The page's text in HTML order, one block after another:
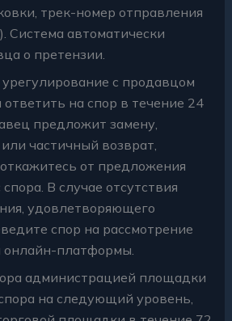
трек-номер отправления
Система автоматически
о претензии.
с продавцом
на спор в течение 24
предложит замену,
частичный возврат,
от предложения
В случае отсутствия
удовлетворяющего
спор на рассмотрение
платформы.
администрацией площадки
на следующий уровень,